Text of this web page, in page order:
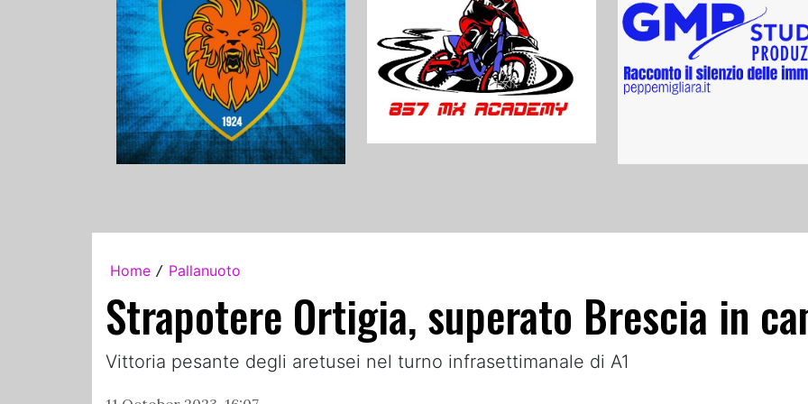
Home / Pallanuoto
Strapotere Ortigia, superato Brescia in
Vittoria pesante degli aretusei nel turno infrasettimanale di A1